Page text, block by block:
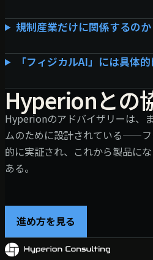
規制産業だけに関係するのか
「フィジカルAI」には具体
Hyperionとの
Hyperionのアドバイザリーは、
ムのために設計されている——フ
的に実証され、これから製品に
ある。
進め方を見る